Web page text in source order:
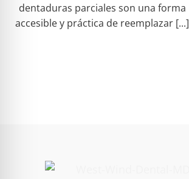
dentaduras parciales son una forma
accesible y práctica de reemplazar [...]